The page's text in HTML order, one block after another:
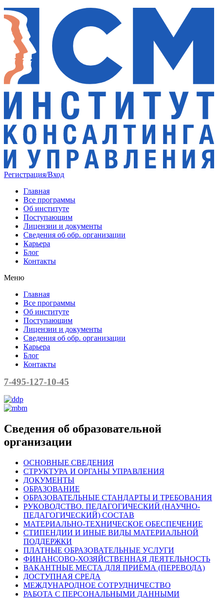
Регистрация/Вход
Главная
Все программы
Об институте
Поступающим
Лицензии и документы
Сведения об обр. организации
Карьера
Блог
Контакты
Меню
Главная
Все программы
Об институте
Поступающим
Лицензии и документы
Сведения об обр. организации
Карьера
Блог
Контакты
7-495-127-10-45
Сведения об образовательной
организации
ОСНОВНЫЕ СВЕДЕНИЯ
СТРУКТУРА И ОРГАНЫ УПРАВЛЕНИЯ
ДОКУМЕНТЫ
ОБРАЗОВАНИЕ
ОБРАЗОВАТЕЛЬНЫЕ СТАНДАРТЫ И ТРЕБОВАНИЯ
РУКОВОДСТВО. ПЕДАГОГИЧЕСКИЙ (НАУЧНО-
ПЕДАГОГИЧЕСКИЙ) СОСТАВ
МАТЕРИАЛЬНО-ТЕХНИЧЕСКОЕ ОБЕСПЕЧЕНИЕ
СТИПЕНДИИ И ИНЫЕ ВИДЫ МАТЕРИАЛЬНОЙ
ПОДДЕРЖКИ
ПЛАТНЫЕ ОБРАЗОВАТЕЛЬНЫЕ УСЛУГИ
ФИНАНСОВО-ХОЗЯЙСТВЕННАЯ ДЕЯТЕЛЬНОСТЬ
ВАКАНТНЫЕ МЕСТА ДЛЯ ПРИЁМА (ПЕРЕВОДА)
ДОСТУПНАЯ СРЕДА
МЕЖДУНАРОДНОЕ СОТРУДНИЧЕСТВО
РАБОТА С ПЕРСОНАЛЬНЫМИ ДАННЫМИ